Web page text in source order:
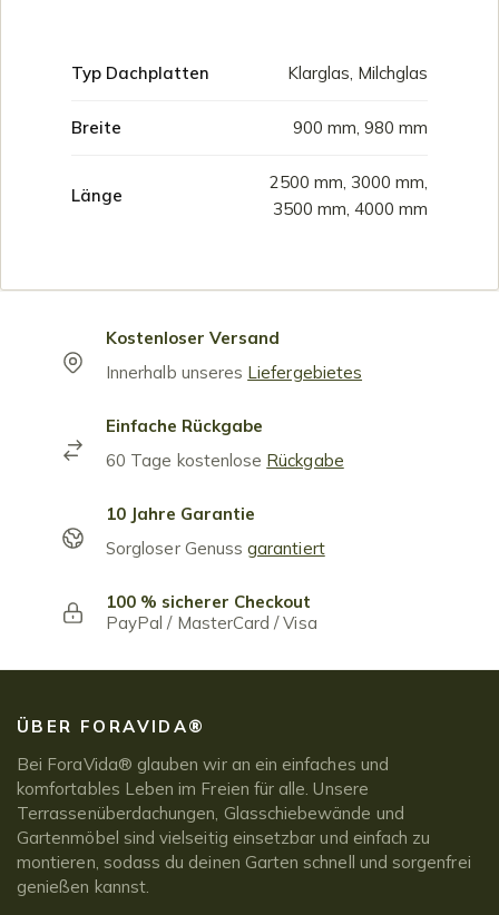
Typ Dachplatten Klarglas, Milchglas
Breite 900 mm, 980 mm
Länge
2500 mm, 3000 mm,
3500 mm, 4000 mm
Kostenloser Versand
Innerhalb unseres Liefergebietes
Einfache Rückgabe
60 Tage kostenlose Rückgabe
10 Jahre Garantie
Sorgloser Genussgarantiert
100 % sicherer Checkout
PayPal / MasterCard / Visa
ÜBER FORAVIDA®
Bei ForaVida® glauben wir an ein einfaches und
komfortables Leben im Freien für alle. Unsere
Terrassenüberdachungen, Glasschiebewände und
Gartenmöbel sind vielseitig einsetzbar und einfach zu
montieren, sodass du deinen Garten schnell und sorgenfrei
genießen kannst.